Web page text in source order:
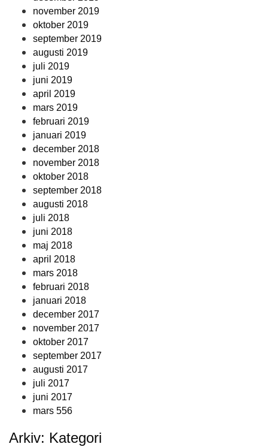
november 2019
oktober 2019
september 2019
augusti 2019
juli 2019
juni 2019
april 2019
mars 2019
februari 2019
januari 2019
december 2018
november 2018
oktober 2018
september 2018
augusti 2018
juli 2018
juni 2018
maj 2018
april 2018
mars 2018
februari 2018
januari 2018
december 2017
november 2017
oktober 2017
september 2017
augusti 2017
juli 2017
juni 2017
mars 556
Arkiv: Kategori